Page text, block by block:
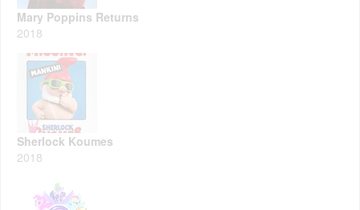
Mary Poppins Returns
2018
Sherlock Koumes
2018